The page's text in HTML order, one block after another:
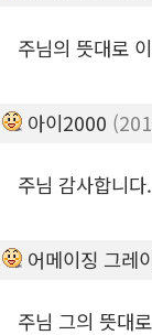
주님의 뜻대로
아이2000
주님 감사합니
어메이징 그레
주님 그의 뜻대